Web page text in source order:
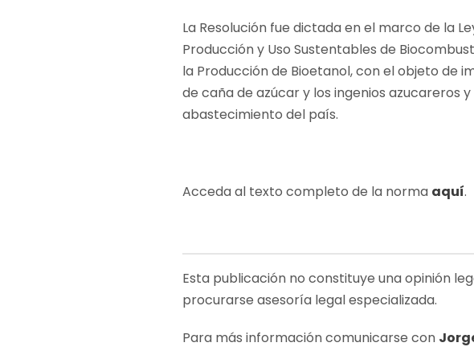
La Resolución fue dictada en el marco de la
Producción y Uso Sustentables de
la Producción de Bioetanol, con el objeto de
de caña de azúcar y los ingenios azucareros
abastecimiento del país.
Acceda al texto completo de la norma aquí.
Esta publicación no constituye una opinión
procurarse asesoría legal especializada.
Para más información comunicarse con